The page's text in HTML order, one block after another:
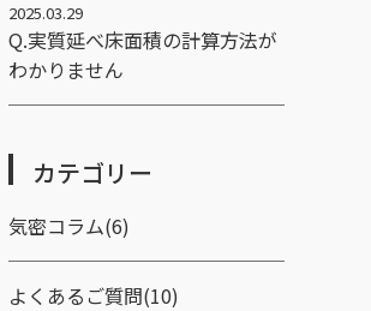
2025.03.29
Q.実質延べ床面積の計算方法が
わかりません
カテゴリー
気密コラム(6)
よくあるご質問(10)